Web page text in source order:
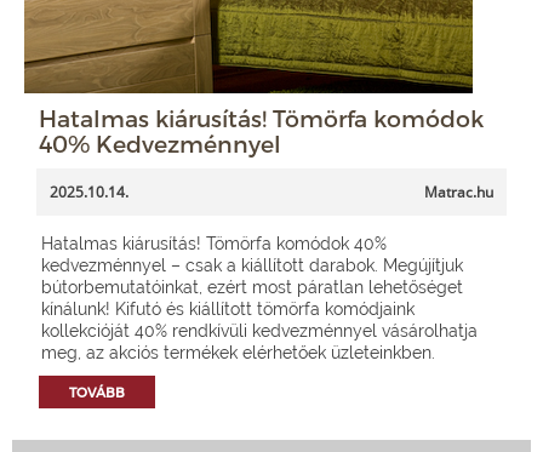
Hatalmas kiárusítás! Tömörfa komódok
40% Kedvezménnyel
2025.10.14. Matrac.hu
Hatalmas kiárusítás! Tömörfa komódok 40%
kedvezménnyel – csak a kiállított darabok. Megújítjuk
bútorbemutatóinkat, ezért most páratlan lehetőséget
kínálunk! Kifutó és kiállított tömörfa komódjaink
kollekcióját 40% rendkívüli kedvezménnyel vásárolhatja
meg, az akciós termékek elérhetőek üzleteinkben.
TOVÁBB